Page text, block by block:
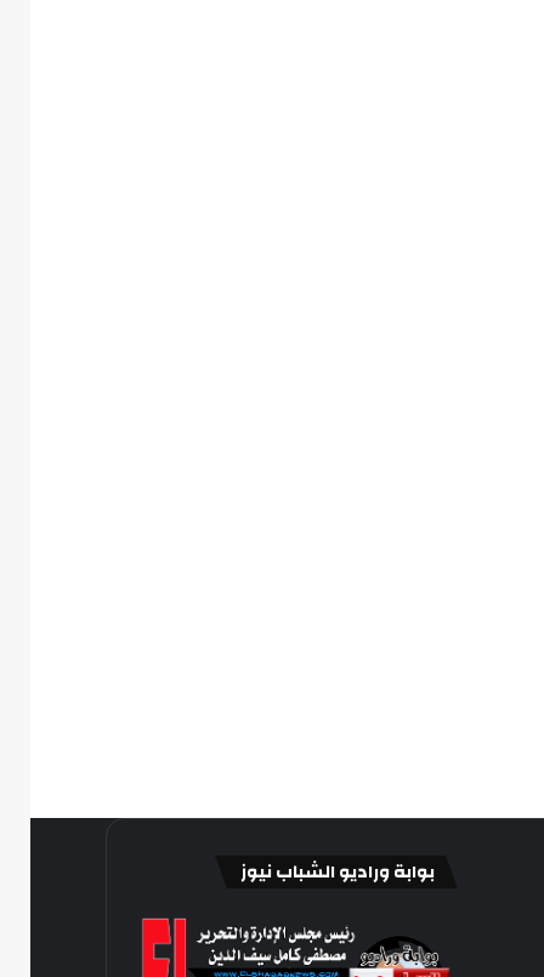
بوابة وراديو الشباب نيوز